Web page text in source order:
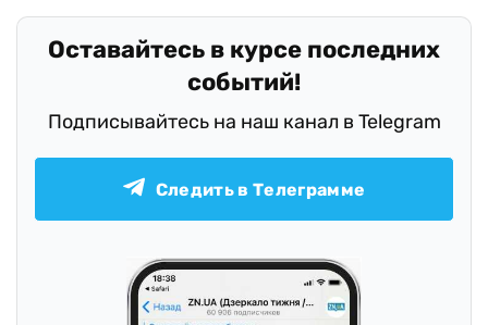
Оставайтесь в курсе последних
событий!
Подписывайтесь на наш канал в Telegram
Следить в Телеграмме